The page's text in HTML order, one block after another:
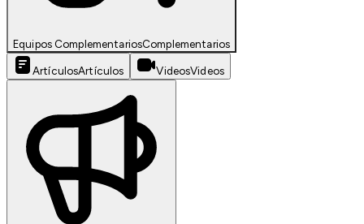
Equipos ComplementariosComplementarios
ArtículosArtículos VideosVideos